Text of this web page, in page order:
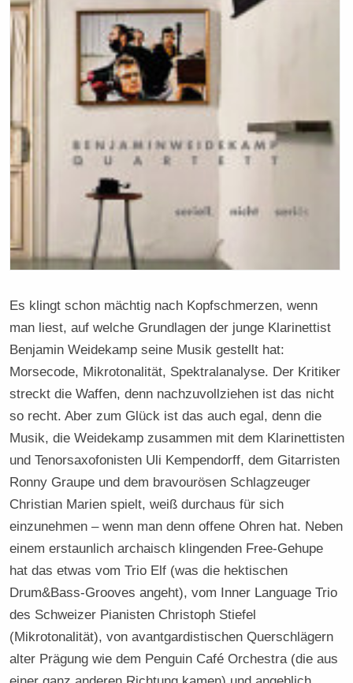
Es klingt schon mächtig nach Kopfschmerzen, wenn
man liest, auf welche Grundlagen der junge Klarinettist
Benjamin Weidekamp seine Musik gestellt hat:
Morsecode, Mikrotonalität, Spektralanalyse. Der Kritiker
streckt die Waffen, denn nachzuvollziehen ist das nicht
so recht. Aber zum Glück ist das auch egal, denn die
Musik, die Weidekamp zusammen mit dem Klarinettisten
und Tenorsaxofonisten Uli Kempendorff, dem Gitarristen
Ronny Graupe und dem bravourösen Schlagzeuger
Christian Marien spielt, weiß durchaus für sich
einzunehmen – wenn man denn offene Ohren hat. Neben
einem erstaunlich archaisch klingenden Free-Gehupe
hat das etwas vom Trio Elf (was die hektischen
Drum&Bass-Grooves angeht), vom Inner Language Trio
des Schweizer Pianisten Christoph Stiefel
(Mikrotonalität), von avantgardistischen Querschlägern
alter Prägung wie dem Penguin Café Orchestra (die aus